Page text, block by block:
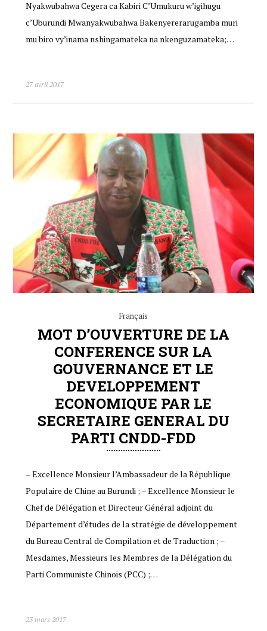
Nyakwubahwa Cegera ca Kabiri C’Umukuru w’igihugu
c’Uburundi Mwanyakwubahwa Bakenyererarugamba muri
mu biro vy’inama nshingamateka na nkenguzamateka;…
27 avril 2017
Français
MOT D’OUVERTURE DE LA
CONFERENCE SUR LA
GOUVERNANCE ET LE
DEVELOPPEMENT
ECONOMIQUE PAR LE
SECRETAIRE GENERAL DU
PARTI CNDD-FDD
– Excellence Monsieur l’Ambassadeur de la République
Populaire de Chine au Burundi ; – Excellence Monsieur le
Chef de Délégation et Directeur Général adjoint du
Département d’études de la stratégie de développement
du Bureau Central de Compilation et de Traduction ; –
Mesdames, Messieurs les Membres de la Délégation du
Parti Communiste Chinois (PCC) ;…
23 mars 2017